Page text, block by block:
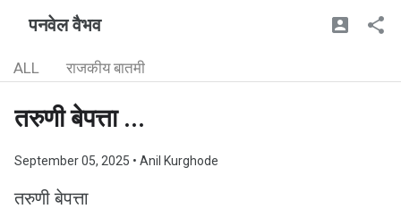
पनवेल वैभव
ALL राजकीय बातमी
तरुणी बेपत्ता ...
September 05, 2025 • Anil Kurghode
तरुणी बेपत्ता